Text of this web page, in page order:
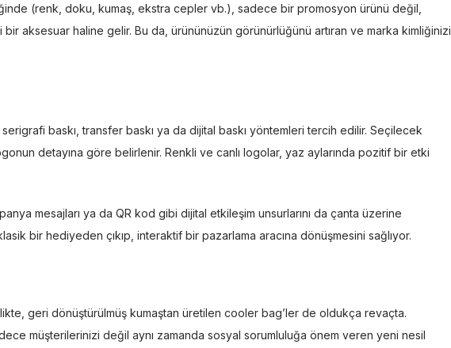
(renk, doku, kumaş, ekstra cepler vb.), sadece bir promosyon ürünü değil,
bir aksesuar haline gelir. Bu da, ürününüzün görünürlüğünü artıran ve marka kimliğinizi
baskı, transfer baskı ya da dijital baskı yöntemleri tercih edilir. Seçilecek
detayına göre belirlenir. Renkli ve canlı logolar, yaz aylarında pozitif bir etki
mesajları ya da QR kod gibi dijital etkileşim unsurlarını da çanta üzerine
bir hediyeden çıkıp, interaktif bir pazarlama aracına dönüşmesini sağlıyor.
geri dönüştürülmüş kumaştan üretilen cooler bag’ler de oldukça revaçta.
müşterilerinizi değil aynı zamanda sosyal sorumluluğa önem veren yeni nesil